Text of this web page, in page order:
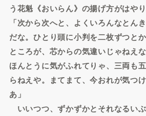
う花魁《おいらん》の揚げ方がはや
「次から次へと、よくいろんなとん
だな。ひとり頭に小判を二枚ずつと
ところが、芯からの気違いじゃねえ
ほんとうに気がふれてりゃ、三両も
らねえや。まてまて、今おれが気つ
あ」
いいつつ、ずかずかとそれなるい